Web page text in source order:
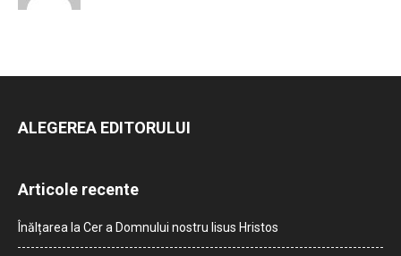
ALEGEREA EDITORULUI
Articole recente
Înălțarea la Cer a Domnului nostru Iisus Hristos